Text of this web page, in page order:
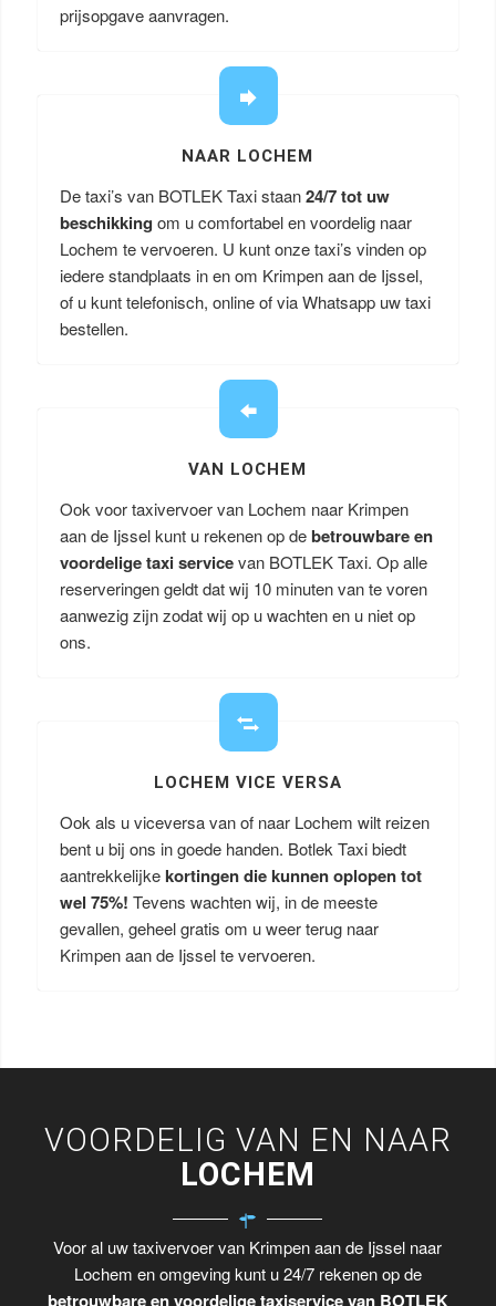
prijsopgave aanvragen.
NAAR LOCHEM
De taxi’s van BOTLEK Taxi staan24/7 tot uw
beschikking om u comfortabel en voordelig naar
Lochem te vervoeren. U kunt onze taxi’s vinden op
iedere standplaats in en om Krimpen aan de Ijssel,
of u kunt telefonisch, online of via Whatsapp uw taxi
bestellen.
VAN LOCHEM
Ook voor taxivervoer van Lochem naar Krimpen
aan de Ijssel kunt u rekenen op debetrouwbare en
voordelige taxi servicevan BOTLEK Taxi. Op alle
reserveringen geldt dat wij 10 minuten van te voren
aanwezig zijn zodat wij op u wachten en u niet op
ons.
LOCHEM VICE VERSA
Ook als u viceversa van of naar Lochem wilt reizen
bent u bij ons in goede handen. Botlek Taxi biedt
aantrekkelijkekortingen die kunnen oplopen tot
wel 75%! Tevens wachten wij, in de meeste
gevallen, geheel gratis om u weer terug naar
Krimpen aan de Ijssel te vervoeren.
VOORDELIG VAN EN NAAR
LOCHEM
Voor al uw taxivervoer van Krimpen aan de Ijssel naar
Lochem en omgeving kunt u 24/7 rekenen op de
betrouwbare en voordelige taxiservice van BOTLEK